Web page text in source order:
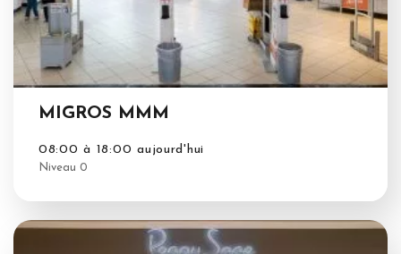
MIGROS MMM
08:00 à 18:00 aujourd'hui
Niveau 0